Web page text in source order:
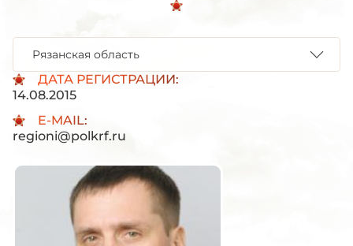
ДАТА РЕГИСТРАЦИИ:
14.08.2015
E-MAIL:
regioni@polkrf.ru
Рязанская область